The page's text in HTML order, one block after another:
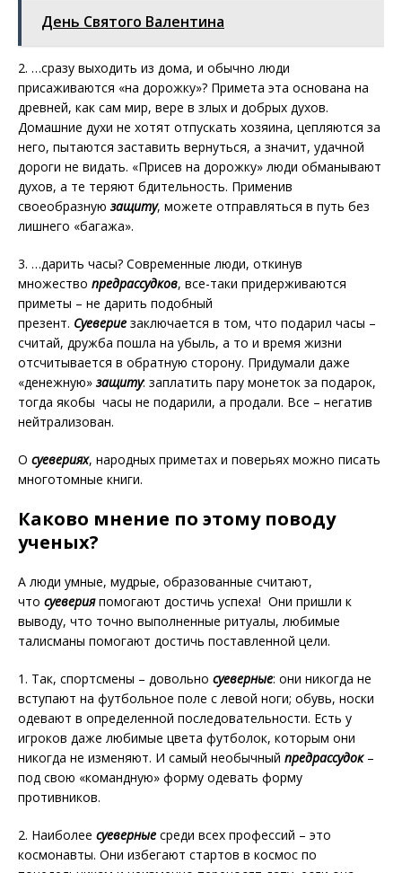
День Святого Валентина
2. …сразу выходить из дома, и обычно люди
присаживаются «на дорожку»? Примета эта основана на
древней, как сам мир, вере в злых и добрых духов.
Домашние духи не хотят отпускать хозяина, цепляются за
него, пытаются заставить вернуться, а значит, удачной
дороги не видать. «Присев на дорожку» люди обманывают
духов, а те теряют бдительность. Применив
своеобразную защиту, можете отправляться в путь без
лишнего «багажа».
3. …дарить часы? Современные люди, откинув
множество предрассудков, все-таки придерживаются
приметы – не дарить подобный
презент. Суеверие заключается в том, что подарил часы –
считай, дружба пошла на убыль, а то и время жизни
отсчитывается в обратную сторону. Придумали даже
«денежную» защиту: заплатить пару монеток за подарок,
тогда якобы часы не подарили, а продали. Все – негатив
нейтрализован.
О суевериях, народных приметах и поверьях можно писать
многотомные книги.
Каково мнение по этому поводу
ученых?
А люди умные, мудрые, образованные считают,
что суеверияпомогают достичь успеха! Они пришли к
выводу, что точно выполненные ритуалы, любимые
талисманы помогают достичь поставленной цели.
1. Так, спортсмены – довольно суеверные: они никогда не
вступают на футбольное поле с левой ноги; обувь, носки
одевают в определенной последовательности. Есть у
игроков даже любимые цвета футболок, которым они
никогда не изменяют. И самый необычный предрассудок–
под свою «командную» форму одевать форму
противников.
2. Наиболее суеверные среди всех профессий – это
космонавты. Они избегают стартов в космос по